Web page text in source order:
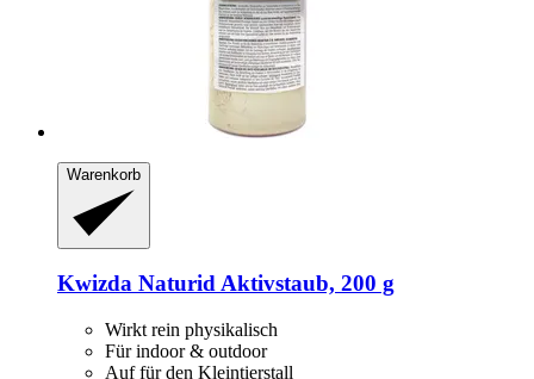
Warenkorb
Kwizda Naturid Aktivstaub, 200 g
Wirkt rein physikalisch
Für indoor & outdoor
Auf für den Kleintierstall